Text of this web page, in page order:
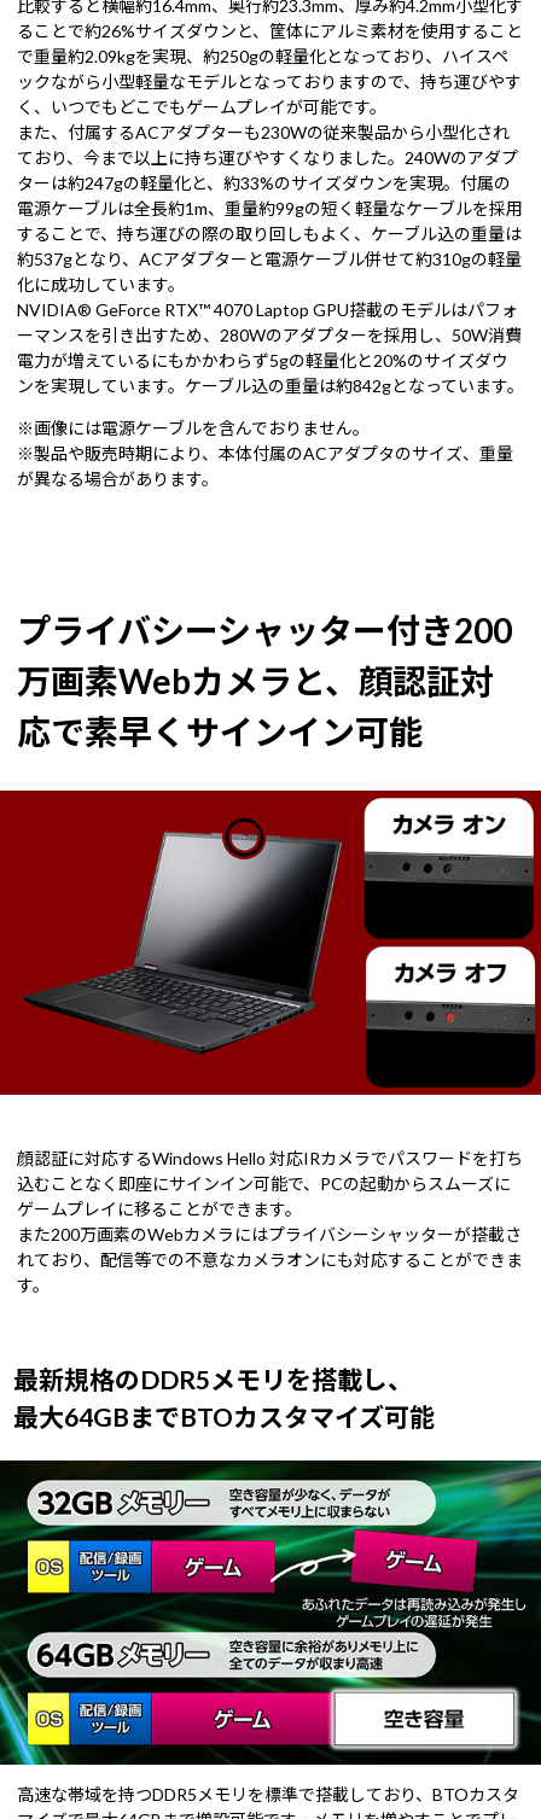
比較すると横幅約16.4mm、奥行約23.3mm、厚み約4.2mm小型化す
ることで約26%サイズダウンと、筐体にアルミ素材を使用すること
で重量約2.09kgを実現、約250gの軽量化となっており、ハイスペ
ックながら小型軽量なモデルとなっておりますので、持ち運びやす
く、いつでもどこでもゲームプレイが可能です。
また、付属するACアダプターも230Wの従来製品から小型化され
ており、今まで以上に持ち運びやすくなりました。240Wのアダプ
ターは約247gの軽量化と、約33%のサイズダウンを実現。付属の
電源ケーブルは全長約1m、重量約99gの短く軽量なケーブルを採用
することで、持ち運びの際の取り回しもよく、ケーブル込の重量は
約537gとなり、ACアダプターと電源ケーブル併せて約310gの軽量
化に成功しています。
NVIDIA® GeForce RTX™ 4070 Laptop GPU搭載のモデルはパフォ
ーマンスを引き出すため、280Wのアダプターを採用し、50W消費
電力が増えているにもかかわらず5gの軽量化と20%のサイズダウ
ンを実現しています。ケーブル込の重量は約842gとなっています。
※画像には電源ケーブルを含んでおりません。
※製品や販売時期により、本体付属のACアダプタのサイズ、重量
が異なる場合があります。
プライバシーシャッター付き200
万画素Webカメラと、顔認証対
応で素早くサインイン可能
顔認証に対応するWindows Hello 対応IRカメラでパスワードを打ち
込むことなく即座にサインイン可能で、PCの起動からスムーズに
ゲームプレイに移ることができます。
また200万画素のWebカメラにはプライバシーシャッターが搭載さ
れており、配信等での不意なカメラオンにも対応することができま
す。
最新規格のDDR5メモリを搭載し、
最大64GBまでBTOカスタマイズ可能
高速な帯域を持つDDR5メモリを標準で搭載しており、BTOカスタ